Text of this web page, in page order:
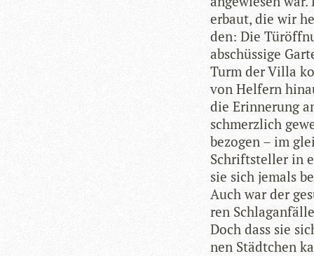
erbaut, die wir
den: Die
abschüs­sige
Turm der Villa
von Hel­fern
die Erin­ne­rung
schmerz­lich
bezo­gen – im
Schrift­stel­ler in
sie sich jemals
Auch war der
ren
Doch dass sie
nen Städt­chen